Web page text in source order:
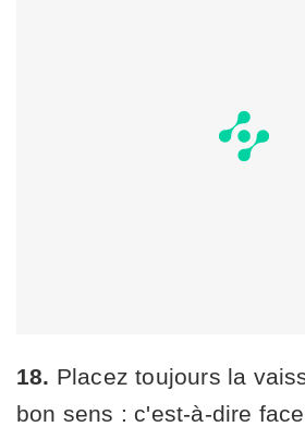
18. Placez toujours la
bon sens : c'est-à-dire